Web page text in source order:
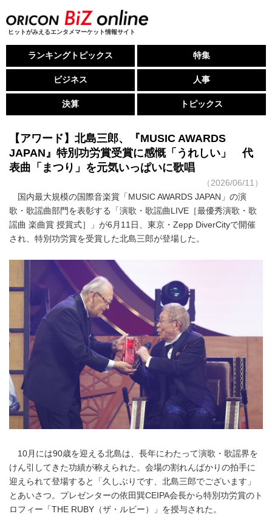
ヒットがみえるエンタメマーケット情報サイト
ランキングトピックス 特集
ビジネス 人事
決算 トピックス
【アワード】北島三郎、『MUSIC AWARDS
JAPAN』特別功労賞受賞に感慨「うれしい」 代
表曲「まつり」を元気いっぱいに歌唱
（2026/06/11）
国内最大規模の国際音楽賞「MUSIC AWARDS JAPAN」の演
歌・歌謡曲部門を表彰する「演歌・歌謡曲LIVE［最優秀演歌・歌
謡曲 楽曲賞 授賞式］」が6月11日、東京・Zepp DiverCityで開催
され、特別功労賞を受賞した北島三郎が登場した。
10月には90歳を迎える北島は、長年にわたって演歌・歌謡界を
けん引してきた功績が称えられた。会場の割れんばかりの拍手に
迎えられて登場すると「久しぶりです、北島三郎でございます」
とあいさつ。プレゼンターの依田巽CEIPA会長から特別功労賞のト
ロフィー「THE RUBY（ザ・ルビー）」を授与された。